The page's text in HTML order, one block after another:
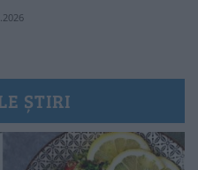
ȘTIRI